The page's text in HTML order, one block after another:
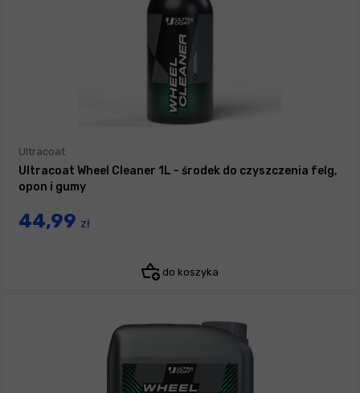
Ultracoat
Ultracoat Wheel Cleaner 1L - środek do czyszczenia felg,
opon i gumy
44,99 zł
do koszyka